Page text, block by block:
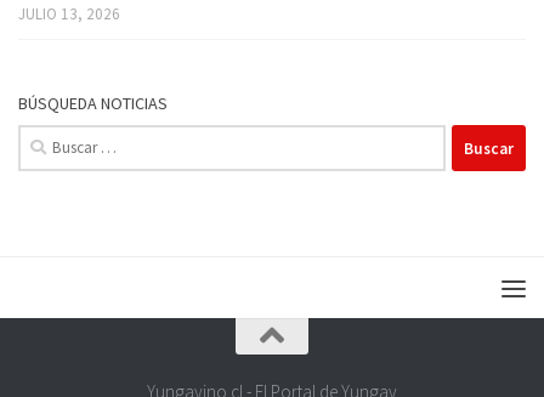
JULIO 13, 2026
BÚSQUEDA NOTICIAS
Buscar:
Yungayino.cl - El Portal de Yungay